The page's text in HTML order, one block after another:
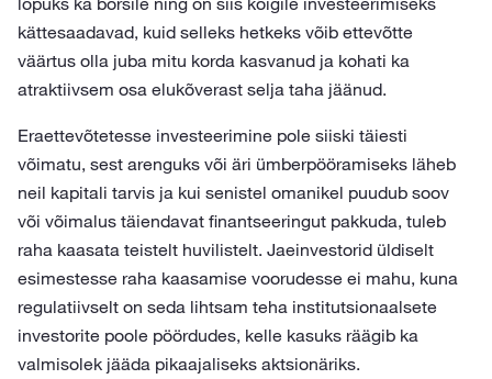
kättesaadavad, kuid selleks hetkeks võib ettevõtte
väärtus olla juba mitu korda kasvanud ja kohati ka
atraktiivsem osa elukõverast selja taha jäänud.
Eraettevõtetesse investeerimine pole siiski täiesti
võimatu, sest arenguks või äri ümberpööramiseks läheb
neil kapitali tarvis ja kui senistel omanikel puudub soov
või võimalus täiendavat finantseeringut pakkuda, tuleb
raha kaasata teistelt huvilistelt. Jaeinvestorid üldiselt
esimestesse raha kaasamise voorudesse ei mahu, kuna
regulatiivselt on seda lihtsam teha institutsionaalsete
investorite poole pöördudes, kelle kasuks räägib ka
valmisolek jääda pikaajaliseks aktsionäriks.